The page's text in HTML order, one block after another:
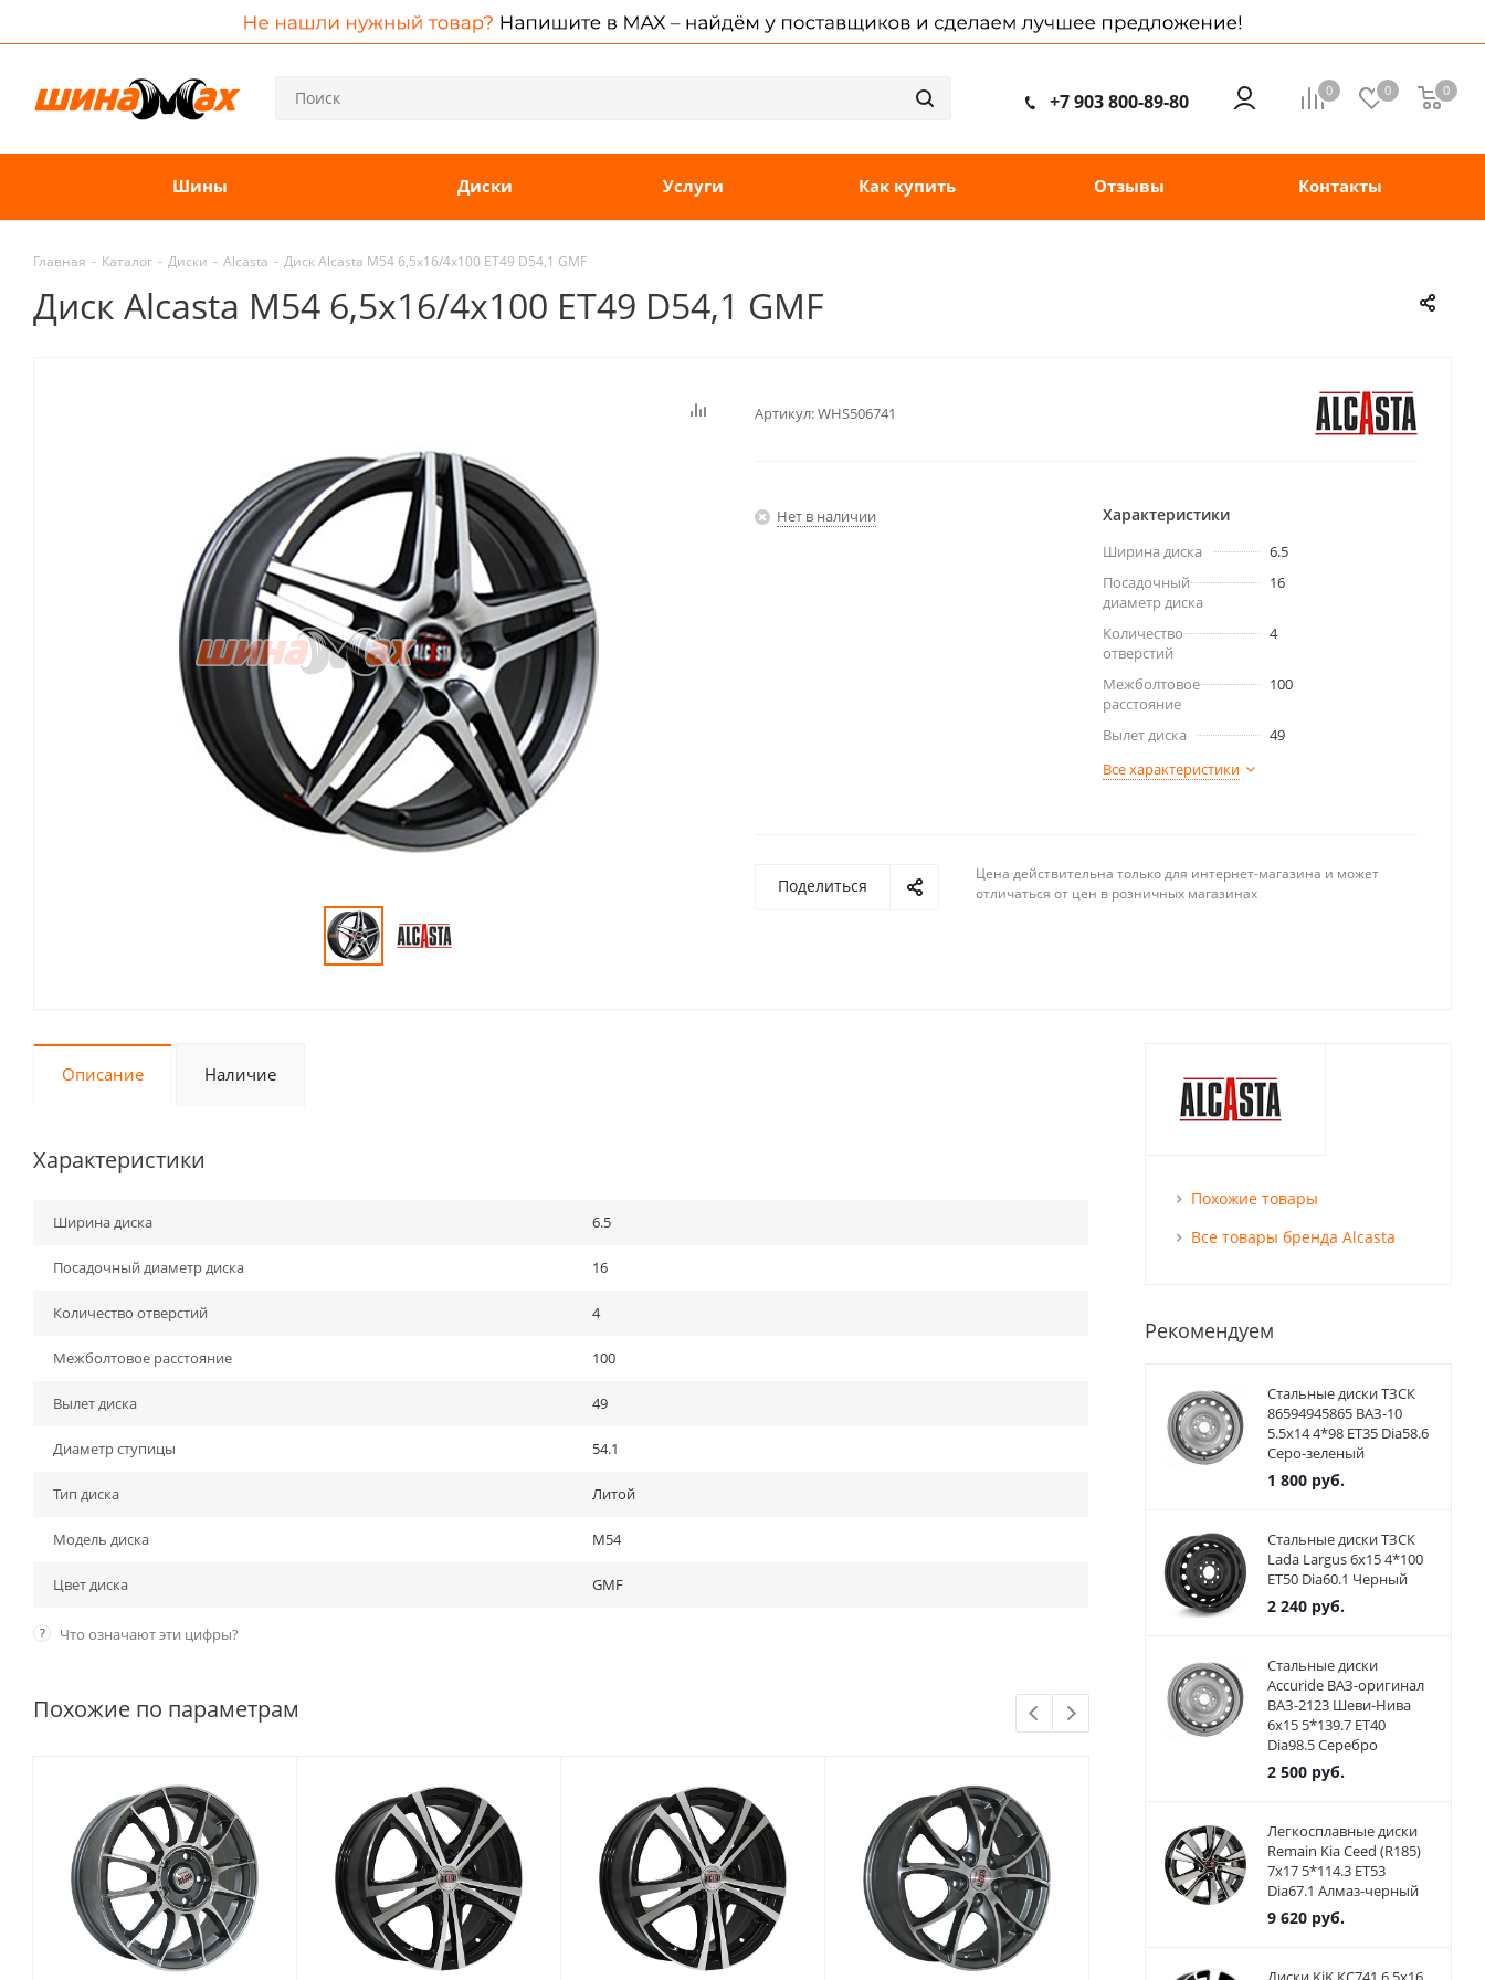
0 0 0
+7 903 800-89-80
Шины Диски Услуги Как купить Отзывы Контакты
Главная - Каталог - Диски - Alcasta - Диск Alcasta M54 6,5x16/4x100 ET49 D54,1 GMF
Диск Alcasta M54 6,5x16/4x100 ET49 D54,1 GMF
Артикул:WHS506741
Нет в наличии Характеристики
Ширина диска
6.5
Посадочный
диаметр диска
16
Количество
отверстий
4
Межболтовое
расстояние
100
Вылет диска
49
Все характеристики
Поделиться
Цена действительна только для интернет-магазина и может
отличаться от цен в розничных магазинах
Описание Наличие
Характеристики
Ширина диска 6.5
Посадочный диаметр диска 16
Количество отверстий 4
Межболтовое расстояние 100
Вылет диска 49
Диаметр ступицы 54.1
Тип диска Литой
Модель диска M54
Цвет диска GMF
? Что означают эти цифры?
Похожие по параметрам
Похожие товары
Все товары бренда Alcasta
Рекомендуем
Стальные диски ТЗСК
86594945865 ВАЗ-10
5.5x14 4*98 ET35 Dia58.6
Серо-зеленый
1 800руб.
Стальные диски ТЗСК
Lada Largus 6x15 4*100
ET50 Dia60.1 Черный
2 240руб.
Стальные диски
Accuride ВАЗ-оригинал
ВАЗ-2123 Шеви-Нива
6x15 5*139.7 ET40
Dia98.5 Серебро
2 500руб.
Легкосплавные диски
Remain Kia Ceed (R185)
7x17 5*114.3 ET53
Dia67.1 Алмаз-черный
9 620руб.